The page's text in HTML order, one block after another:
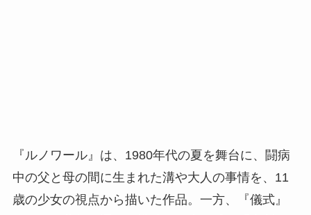
『ルノワール』は、1980年代の夏を舞台に、闘病
中の父と母の間に生まれた溝や大人の事情を、11
歳の少女の視点から描いた作品。一方、『儀式』